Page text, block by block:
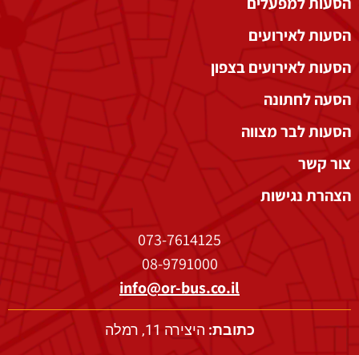
הסעות לאירועים
הסעות לאירועים בצפון
הסעה לחתונה
הסעות לבר מצווה
צור קשר
הצהרת נגישות
073-7614125
08-9791000
info@or-bus.co.il
כתובת: היצירה 11, רמלה